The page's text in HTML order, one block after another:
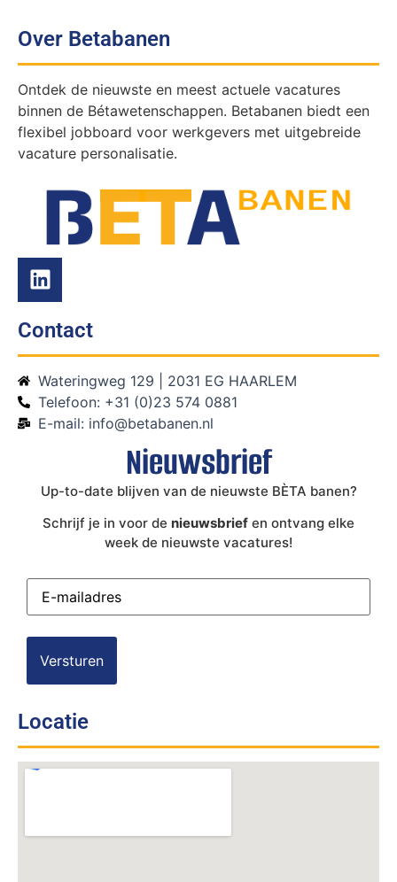
Over Betabanen
Ontdek de nieuwste en meest actuele vacatures
binnen de Bétawetenschappen. Betabanen biedt een
flexibel jobboard voor werkgevers met uitgebreide
vacature personalisatie.
Contact
Wateringweg 129 | 2031 EG HAARLEM
Telefoon: +31 (0)23 574 0881
E-mail: info@betabanen.nl
Nieuwsbrief
Up-to-date blijven van de nieuwste BÈTA banen?
Schrijf je in voor de nieuwsbrief en ontvang elke
week de nieuwste vacatures!
E-
mailadres(Vereist)
Locatie